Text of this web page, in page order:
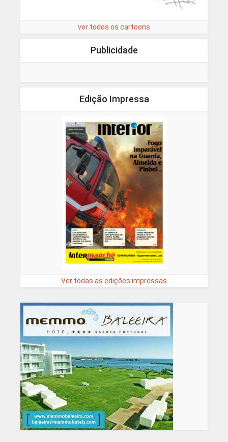
ver todos os cartoons
Publicidade
Edição Impressa
Ver todas as edições impressas